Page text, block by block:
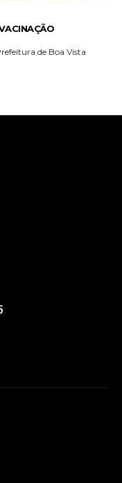
de Boa Vista